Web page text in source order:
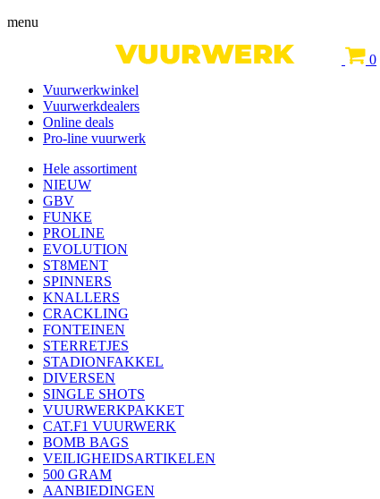
menu
0
Vuurwerkwinkel
Vuurwerkdealers
Online deals
Pro-line vuurwerk
Hele assortiment
NIEUW
GBV
FUNKE
PROLINE
EVOLUTION
ST8MENT
SPINNERS
KNALLERS
CRACKLING
FONTEINEN
STERRETJES
STADIONFAKKEL
DIVERSEN
SINGLE SHOTS
VUURWERKPAKKET
CAT.F1 VUURWERK
BOMB BAGS
VEILIGHEIDSARTIKELEN
500 GRAM
AANBIEDINGEN